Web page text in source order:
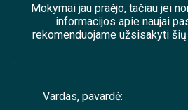
Mokymai jau praėjo, tačiau jei
informacijos apie naujai
rekomenduojame užsisakyti
;
Vardas, pavardė: